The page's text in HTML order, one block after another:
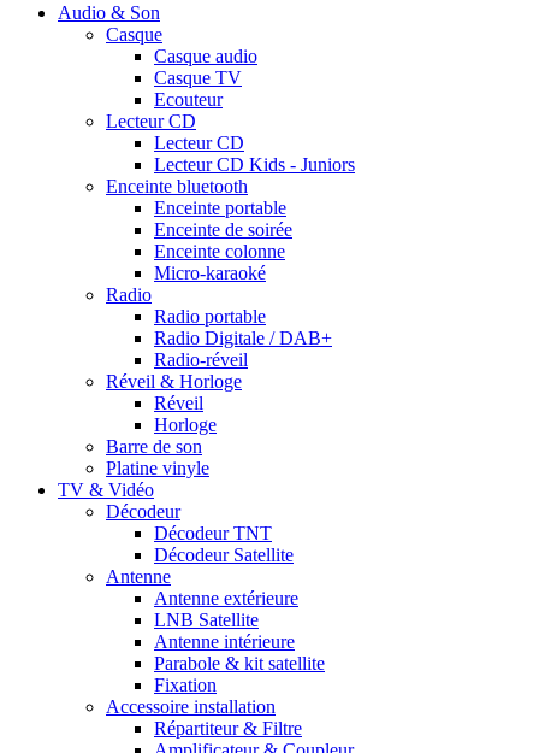
Audio & Son
Casque
Casque audio
Casque TV
Ecouteur
Lecteur CD
Lecteur CD
Lecteur CD Kids - Juniors
Enceinte bluetooth
Enceinte portable
Enceinte de soirée
Enceinte colonne
Micro-karaoké
Radio
Radio portable
Radio Digitale / DAB+
Radio-réveil
Réveil & Horloge
Réveil
Horloge
Barre de son
Platine vinyle
TV & Vidéo
Décodeur
Décodeur TNT
Décodeur Satellite
Antenne
Antenne extérieure
LNB Satellite
Antenne intérieure
Parabole & kit satellite
Fixation
Accessoire installation
Répartiteur & Filtre